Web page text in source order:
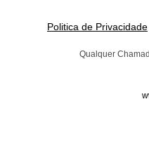
Politica de Privacidade
Qualquer